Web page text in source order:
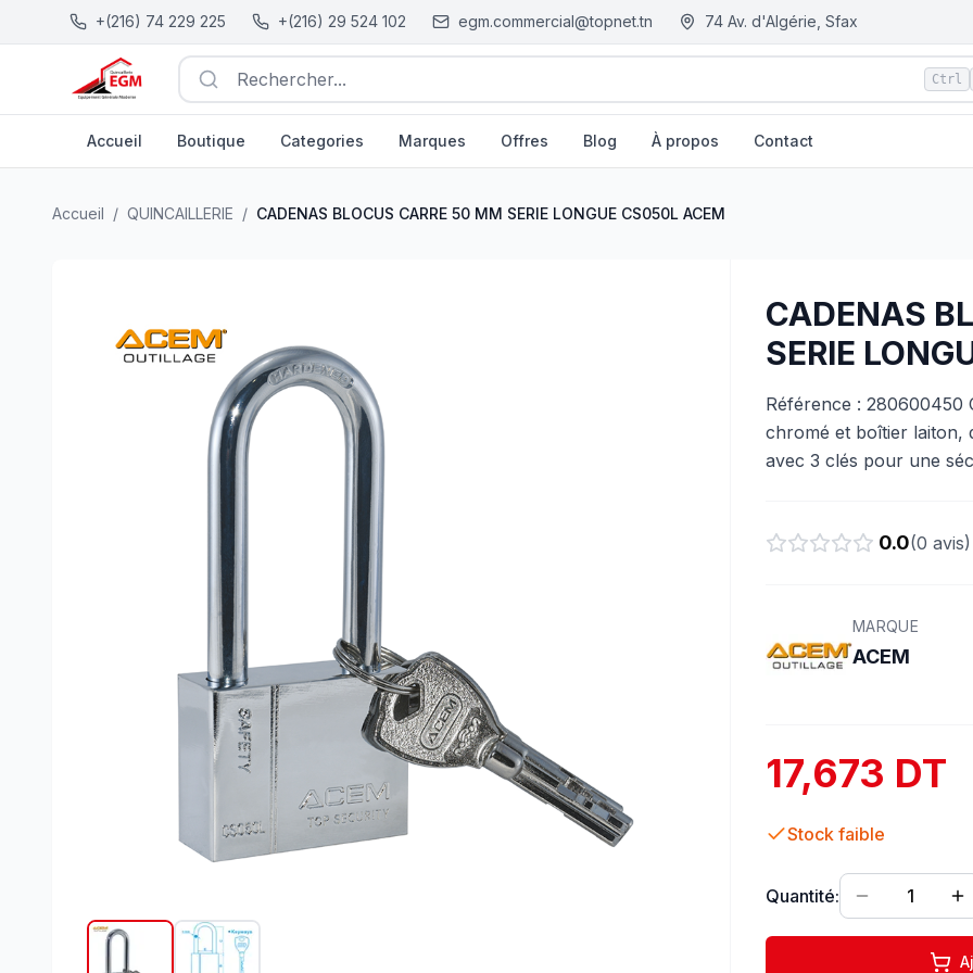
+(216) 74 229 225 +(216) 29 524 102 egm.commercial@topnet.tn 74 Av. d'Algérie, Sfax
Rechercher... Ctrl
Accueil Boutique Categories Marques Offres Blog À propos Contact
Accueil / QUINCAILLERIE / CADENAS BLOCUS CARRE 50 MM SERIE LONGUE CS050L ACEM
CADENAS
SERIE
Référence : 280600450
chromé et boîtier laiton,
avec 3 clés pour une
0.0(0 avis)
MARQUE
ACEM
17,673 DT
Stock faible
Quantité: 1